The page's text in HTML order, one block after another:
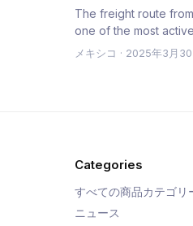
The freight route
one of the most
Mexico. Chihuahu…
メキシコ · 2025年3月30
Categories
すべての商品カテゴリ
ニュース